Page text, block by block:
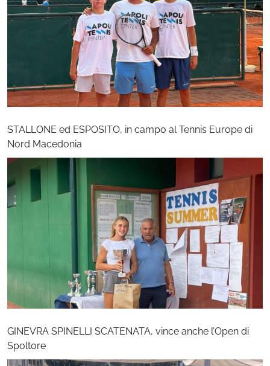
STALLONE ed ESPOSITO, in campo al Tennis Europe di
Nord Macedonia
GINEVRA SPINELLI SCATENATA, vince anche l’Open di
Spoltore